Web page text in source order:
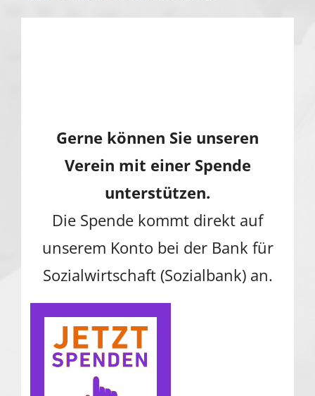
Gerne können Sie unseren
Verein mit einer Spende
unterstützen.
Die Spende kommt direkt auf
unserem Konto bei der Bank für
Sozialwirtschaft (Sozialbank) an.